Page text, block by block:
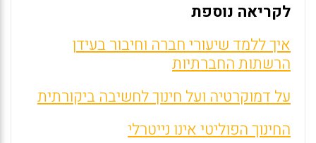
לקריאה נוספת
איך ללמד שיעורי חברה וחיבור בעידן
הרשתות החברתיות
על דמוקרטיה ועל חינוך לחשיבה ביקורתית
החינוך הפוליטי אינו נייטרלי